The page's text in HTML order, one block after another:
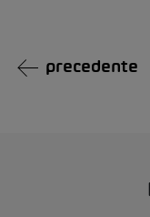
precedente